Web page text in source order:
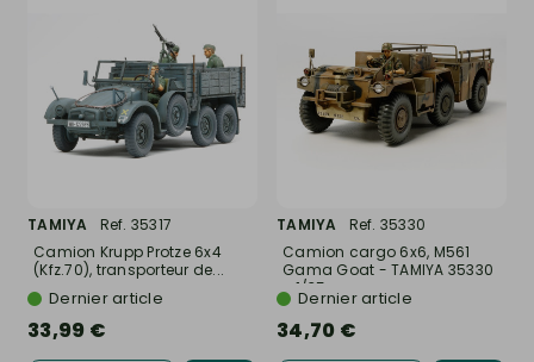
TAMIYA
Ref. 35317
Camion Krupp Protze 6x4
(Kfz.70), transporteur de...
Dernier article
33,99 €
TAMIYA
Ref. 35330
Camion cargo 6x6, M561
Gama Goat - TAMIYA 35330
- 1/35
Dernier article
34,70 €